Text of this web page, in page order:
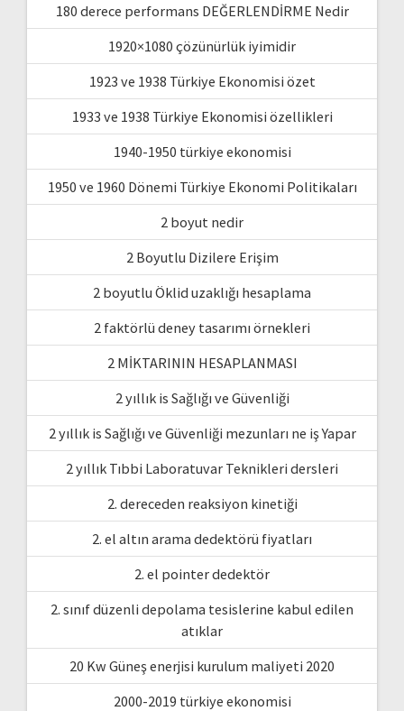
180 derece performans DEĞERLENDİRME Nedir
1920×1080 çözünürlük iyimidir
1923 ve 1938 Türkiye Ekonomisi özet
1933 ve 1938 Türkiye Ekonomisi özellikleri
1940-1950 türkiye ekonomisi
1950 ve 1960 Dönemi Türkiye Ekonomi Politikaları
2 boyut nedir
2 Boyutlu Dizilere Erişim
2 boyutlu Öklid uzaklığı hesaplama
2 faktörlü deney tasarımı örnekleri
2 MİKTARININ HESAPLANMASI
2 yıllık is Sağlığı ve Güvenliği
2 yıllık is Sağlığı ve Güvenliği mezunları ne iş Yapar
2 yıllık Tıbbi Laboratuvar Teknikleri dersleri
2. dereceden reaksiyon kinetiği
2. el altın arama dedektörü fiyatları
2. el pointer dedektör
2. sınıf düzenli depolama tesislerine kabul edilen
atıklar
20 Kw Güneş enerjisi kurulum maliyeti 2020
2000-2019 türkiye ekonomisi